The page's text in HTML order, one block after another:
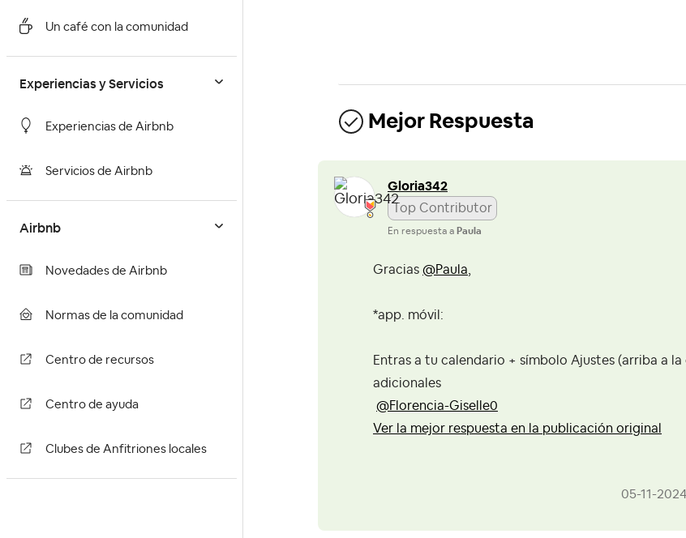
Un café con la comunidad
Experiencias y Servicios
Experiencias de Airbnb
Servicios de Airbnb
Airbnb
Novedades de Airbnb
Normas de la comunidad
Centro de recursos
Centro de ayuda
Clubes de Anfitriones locales
Mejor Respuesta
Gloria342
Top Contributor
En respuesta a Paula
Gracias @Paula
*app. móvil:
Entras a tu calendario + símbolo Ajustes (arriba a
adicionales
@Florencia-Giselle0
Ver la mejor respuesta en la publicación original
‎05-11-2024